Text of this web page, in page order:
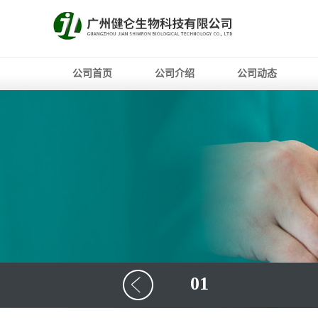
公司首页 公司介绍 公司动态
01